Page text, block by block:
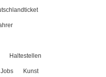
Haltestellen
Jobs Kunst